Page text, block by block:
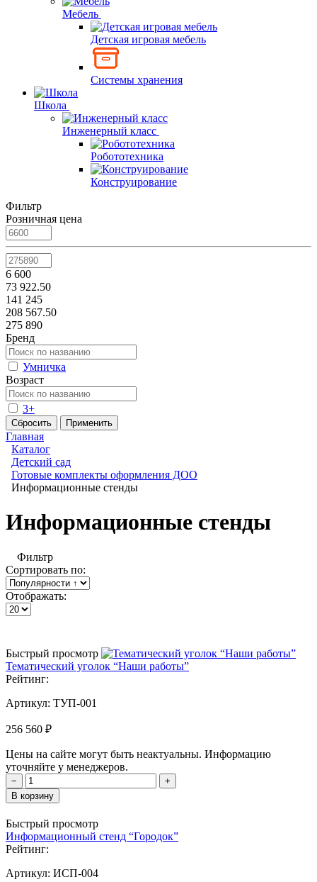
Мебель
Детская игровая мебель
Системы хранения
Школа
Инженерный класс
Робототехника
Конструирование
Фильтр
Розничная цена
6 600
73 922.50
141 245
208 567.50
275 890
Бренд
Умничка
Возраст
3+
Главная
Каталог
Детский сад
Готовые комплекты оформления ДОО
Информационные стенды
Информационные стенды
Фильтр
Сортировать по:
Отображать:
Быстрый просмотр
Тематический уголок “Наши работы”
Рейтинг:
Артикул: ТУП-001
256 560 ₽
Цены на сайте могут быть неактуальны. Информацию
уточняйте у менеджеров.
−
+
В корзину
Быстрый просмотр
Информационный стенд “Городок”
Рейтинг:
Артикул: ИСП-004